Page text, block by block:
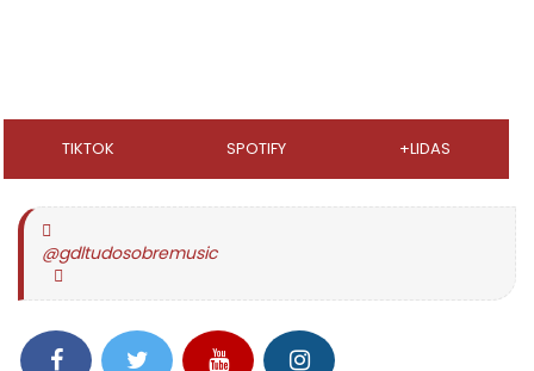
TIKTOK SPOTIFY +LIDAS
@gdltudosobremusic